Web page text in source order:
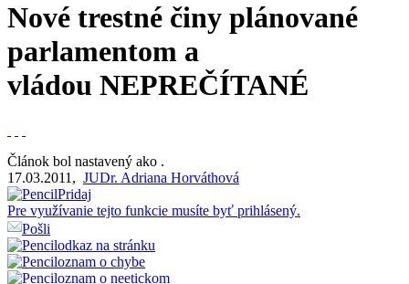
Nové trestné činy plánované
parlamentom a
vládou NEPREČÍTANÉ
Článok bol nastavený ako .
17.03.2011 , JUDr. Adriana Horváthová
Pridaj
Pre využívanie tejto funkcie musíte byť prihlásený.
Pošli
odkaz na stránku
oznam o chybe
oznam o neetickom